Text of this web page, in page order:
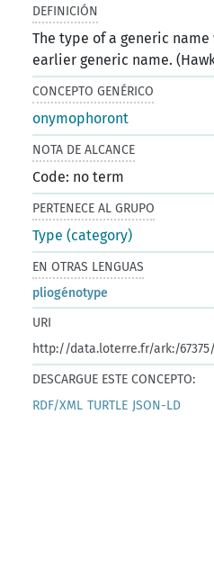
DEFINICIÓN
The type of a generic
earlier generic name.
CONCEPTO GENÉRICO
onymophoront
NOTA DE ALCANCE
Code: no term
PERTENECE AL GRUPO
Type (category)
EN OTRAS LENGUAS
pliogénotype
URI
http://data.loterre.fr/ark:/67375/
DESCARGUE ESTE CONCEPTO:
RDF/XML TURTLE JSON-LD